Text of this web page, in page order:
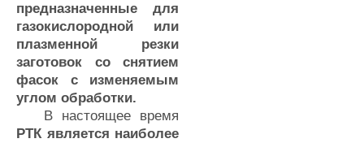
предназначенные для
газокислородной или
плазменной резки
заготовок со снятием
фасок с изменяемым
углом обработки.
В настоящее время
РТК является наиболее